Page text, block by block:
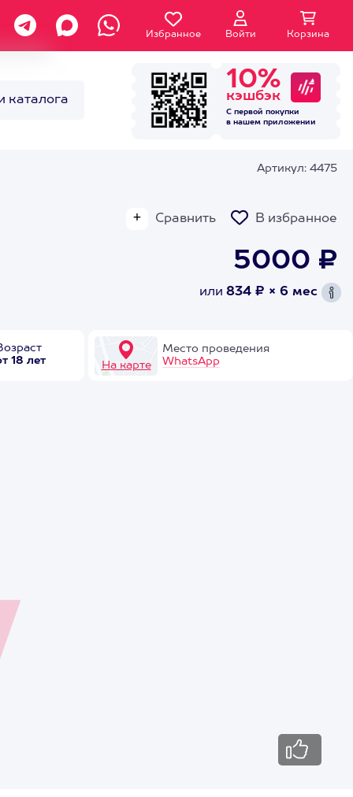
Избранное Войти Корзина
каталога
10%
кэшбэк
С первой покупки
в нашем приложении
Артикул: 4475
Сравнить В избранное
5000 ₽
или 834 ₽ × 6 мес
18 лет
На карте
Место проведения
WhatsApp